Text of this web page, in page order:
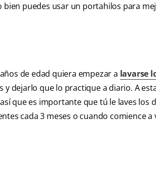
puedes usar un portahilos para
de edad quiera empezar a lavarse
dejarlo que lo practique a diario. A
que es importante que tú le laves los
cada 3 meses o cuando comience